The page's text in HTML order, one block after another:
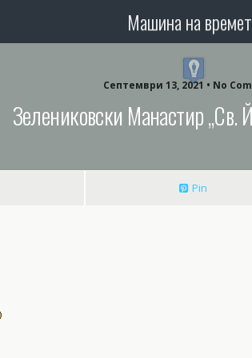
Машина на
Септември 13, 2021 • No
Зелениковски Манастир „Св.
Pin